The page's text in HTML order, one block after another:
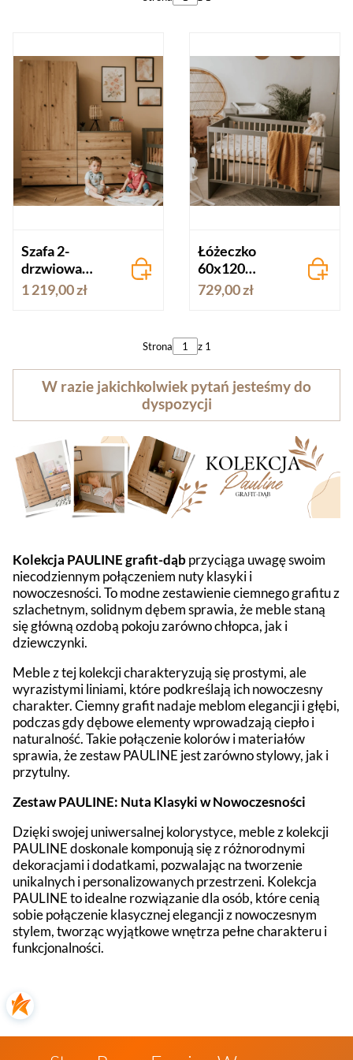
Szafa 2-
drzwiowa
PAULINE
grafit-dąb
1 219,00 zł
Łóżeczko
60x120
PAULINE
grafit-dąb
729,00 zł
Strona z 1
W razie jakichkolwiek pytań jesteśmy do
dyspozycji
Kolekcja PAULINE grafit-dąbprzyciąga uwagę swoim
niecodziennym połączeniem nuty klasyki i
nowoczesności. To modne zestawienie ciemnego grafitu z
szlachetnym, solidnym dębem sprawia, że meble staną
się główną ozdobą pokoju zarówno chłopca, jak i
dziewczynki.
Meble z tej kolekcji charakteryzują się prostymi, ale
wyrazistymi liniami, które podkreślają ich nowoczesny
charakter. Ciemny grafit nadaje meblom elegancji i głębi,
podczas gdy dębowe elementy wprowadzają ciepło i
naturalność. Takie połączenie kolorów i materiałów
sprawia, że zestaw PAULINE jest zarówno stylowy, jak i
przytulny.
Zestaw PAULINE: Nuta Klasyki w Nowoczesności
Dzięki swojej uniwersalnej kolorystyce, meble z kolekcji
PAULINE doskonale komponują się z różnorodnymi
dekoracjami i dodatkami, pozwalając na tworzenie
unikalnych i personalizowanych przestrzeni. Kolekcja
PAULINE to idealne rozwiązanie dla osób, które cenią
sobie połączenie klasycznej elegancji z nowoczesnym
stylem, tworząc wyjątkowe wnętrza pełne charakteru i
funkcjonalności.